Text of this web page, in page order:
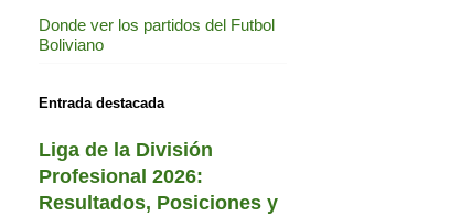
Donde ver los partidos del Futbol
Boliviano
Entrada destacada
Liga de la División
Profesional 2026:
Resultados, Posiciones y